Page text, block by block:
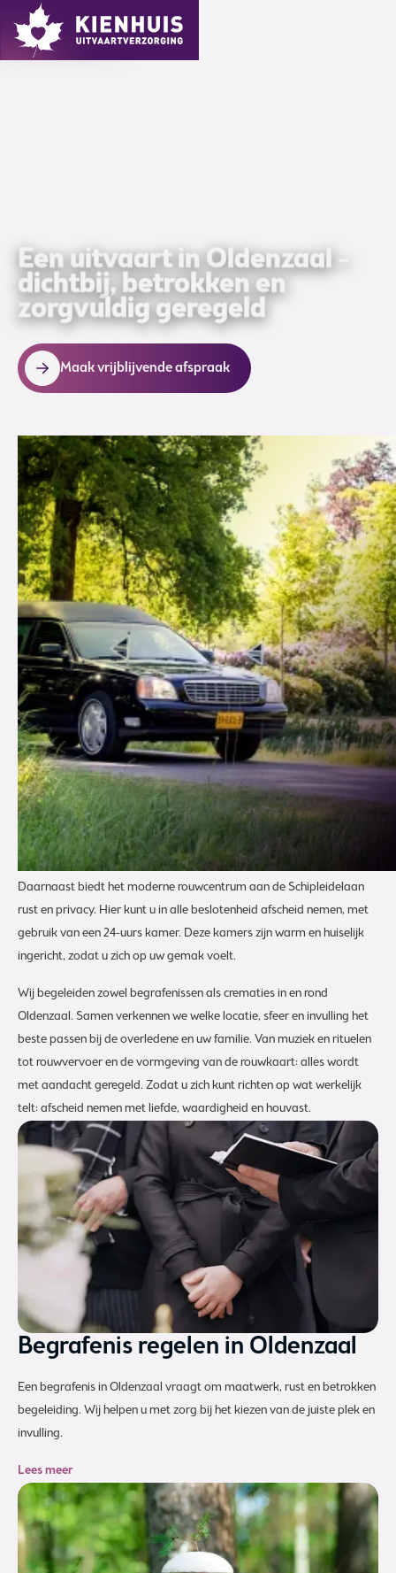
MENU
Een uitvaart in Oldenzaal –
dichtbij, betrokken en
zorgvuldig geregeld
Maak vrijblijvende afspraak
Voor een uitvaart in Oldenzaal staan wij u bij
met rust, aandacht en lokale betrokkenheid.
Samen zorgen we voor een afscheid dat bij u
past.
Een uitvaart regelen in Oldenzaal betekent afscheid nemen op een
plek die vertrouwd voelt. Een plek met historie, met mensen die u
kennen en begrijpen wat er speelt in zo'n emotionele periode. Bij
Kienhuis Uitvaartverzorging begeleiden wij u met persoonlijke
aandacht, lokale kennis en ruimte voor uw wensen. Of u nu kiest voor
een uitvaart in de monumentale Plechelmusbasiliek, in de aula van
rouwcentrum "In Pace" of in een eigen omgeving: wij zorgen dat alles
klopt.
Oldenzaal heeft diverse mogelijkheden voor een passend afscheid.
De basiliek, met haar rijke geschiedenis en indrukwekkende
uitstraling, leent zich voor een traditionele of katholieke uitvaart.
Daarnaast biedt het moderne rouwcentrum aan de Schipleidelaan
rust en privacy. Hier kunt u in alle beslotenheid afscheid nemen, met
gebruik van een 24-uurs kamer. Deze kamers zijn warm en huiselijk
ingericht, zodat u zich op uw gemak voelt.
Wij begeleiden zowel begrafenissen als crematies in en rond
Oldenzaal. Samen verkennen we welke locatie, sfeer en invulling het
beste passen bij de overledene en uw familie. Van muziek en rituelen
tot rouwvervoer en de vormgeving van de rouwkaart: alles wordt
met aandacht geregeld. Zodat u zich kunt richten op wat werkelijk
telt: afscheid nemen met liefde, waardigheid en houvast.
Begrafenis regelen in Oldenzaal
Een begrafenis in Oldenzaal vraagt om maatwerk, rust en betrokken
begeleiding. Wij helpen u met zorg bij het kiezen van de juiste plek en
invulling.
Lees meer